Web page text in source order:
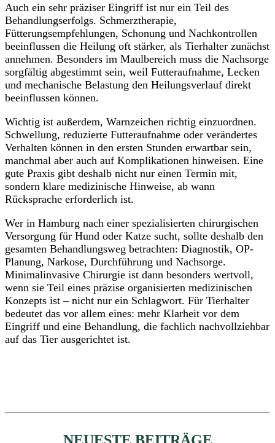
Auch ein sehr präziser Eingriff ist nur ein Teil des
Behandlungserfolgs. Schmerztherapie,
Fütterungsempfehlungen, Schonung und Nachkontrollen
beeinflussen die Heilung oft stärker, als Tierhalter zunächst
annehmen. Besonders im Maulbereich muss die Nachsorge
sorgfältig abgestimmt sein, weil Futteraufnahme, Lecken
und mechanische Belastung den Heilungsverlauf direkt
beeinflussen können.
Wichtig ist außerdem, Warnzeichen richtig einzuordnen.
Schwellung, reduzierte Futteraufnahme oder verändertes
Verhalten können in den ersten Stunden erwartbar sein,
manchmal aber auch auf Komplikationen hinweisen. Eine
gute Praxis gibt deshalb nicht nur einen Termin mit,
sondern klare medizinische Hinweise, ab wann
Rücksprache erforderlich ist.
Wer in Hamburg nach einer spezialisierten chirurgischen
Versorgung für Hund oder Katze sucht, sollte deshalb den
gesamten Behandlungsweg betrachten: Diagnostik, OP-
Planung, Narkose, Durchführung und Nachsorge.
Minimalinvasive Chirurgie ist dann besonders wertvoll,
wenn sie Teil eines präzise organisierten medizinischen
Konzepts ist – nicht nur ein Schlagwort. Für Tierhalter
bedeutet das vor allem eines: mehr Klarheit vor dem
Eingriff und eine Behandlung, die fachlich nachvollziehbar
auf das Tier ausgerichtet ist.
NEUESTE BEITRÄGE